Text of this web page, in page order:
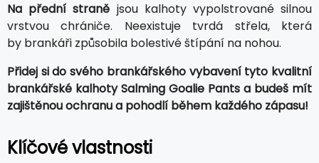
Na přední straně jsou kalhoty vypolstrované silnou
vrstvou chrániče. Neexistuje tvrdá střela, která
by brankáři způsobila bolestivé štípání na nohou.
Přidej si do svého brankářského vybavení tyto kvalitní
brankářské kalhoty Salming Goalie Pants a budeš mít
zajištěnou ochranu a pohodlí během každého zápasu!
Klíčové vlastnosti